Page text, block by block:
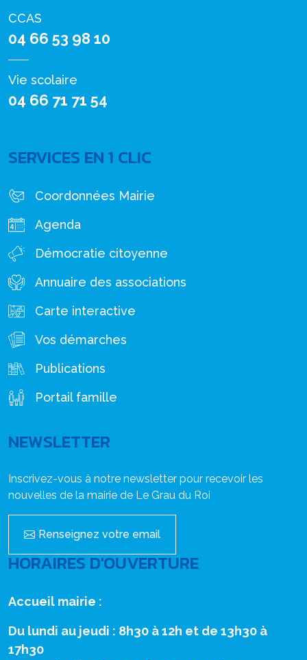
CCAS
04 66 53 98 10
Vie scolaire
04 66 71 71 54
SERVICES EN 1 CLIC
Coordonnées Mairie
Agenda
Démocratie citoyenne
Annuaire des associations
Carte interactive
Vos démarches
Publications
Portail famille
NEWSLETTER
Inscrivez-vous à notre newsletter pour recevoir les
nouvelles de la mairie de Le Grau du Roi
Renseignez votre email
HORAIRES D'OUVERTURE
Accueil mairie :
Du lundi au jeudi : 8h30 à 12h et de 13h30 à
17h30